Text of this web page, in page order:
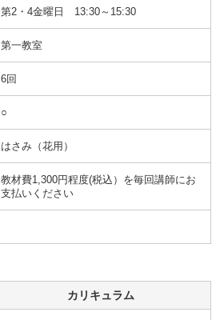
第2・4金曜日 13:30～15:30
第一教室
6回
○
はさみ（花用）
教材費1,300円程度(税込）を毎回講師にお
支払いください
カリキュラム